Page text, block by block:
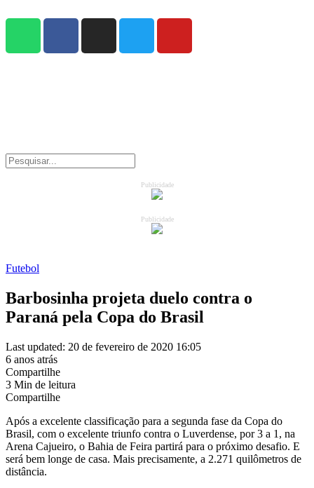
Publicidade
Publicidade
Futebol
Barbosinha projeta duelo contra o
Paraná pela Copa do Brasil
Last updated: 20 de fevereiro de 2020 16:05
6 anos atrás
Compartilhe
3 Min de leitura
Compartilhe
Após a excelente classificação para a segunda fase da Copa do
Brasil, com o excelente triunfo contra o Luverdense, por 3 a 1, na
Arena Cajueiro, o Bahia de Feira partirá para o próximo desafio. E
será bem longe de casa. Mais precisamente, a 2.271 quilômetros de
distância.